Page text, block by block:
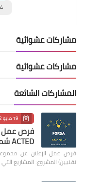
مشاركات عشوائية
مشاركات عشوائية
المشاركات الشائعة
19 مايو 2022
فرص عمل
ACTED شمال سوريا
فرص عمل الإعلان عن
تقنيين) المشروع: المشاريع